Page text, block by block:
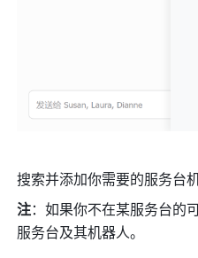
搜索并添加你需要的服务台机
注：如果你不在某服务台的
服务台及其机器人。